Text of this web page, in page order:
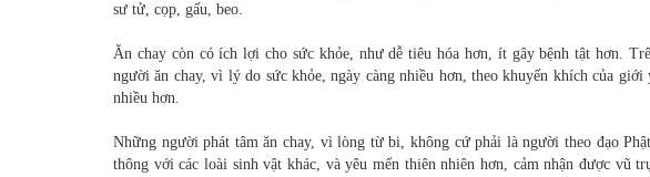
sư tử, cọp, gấu, beo.
Ăn chay còn có ích lợi cho sức khỏe, như dễ tiêu hóa hơn, ít gây bệnh tật hơn.
người ăn chay, vì lý do sức khỏe, ngày càng nhiều hơn, theo khuyến khích của
nhiều hơn.
Những người phát tâm ăn chay, vì lòng từ bi, không cứ phải là người theo đạo
thông với các loài sinh vật khác, và yêu mến thiên nhiên hơn, cảm nhận được vũ